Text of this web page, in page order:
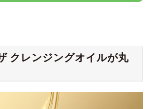
クレンジングオイルが丸